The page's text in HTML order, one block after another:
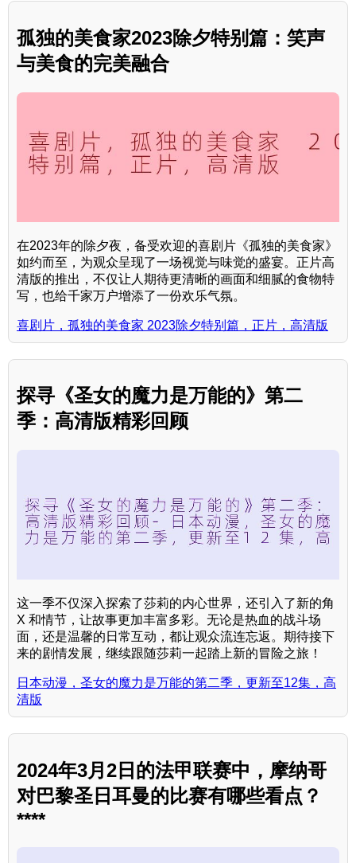
孤独的美食家2023除夕特别篇：笑声
与美食的完美融合
在2023年的除夕夜，备受欢迎的喜剧片《孤独的美食家》
如约而至，为观众呈现了一场视觉与味觉的盛宴。正片高
清版的推出，不仅让人期待更清晰的画面和细腻的食物特
写，也给千家万户增添了一份欢乐气氛。
喜剧片，孤独的美食家 2023除夕特别篇，正片，高清版
探寻《圣女的魔力是万能的》第二
季：高清版精彩回顾
这一季不仅深入探索了莎莉的内心世界，还引入了新的角
X 和情节，让故事更加丰富多彩。无论是热血的战斗场
面，还是温馨的日常互动，都让观众流连忘返。期待接下
来的剧情发展，继续跟随莎莉一起踏上新的冒险之旅！
日本动漫，圣女的魔力是万能的第二季，更新至12集，高
清版
2024年3月2日的法甲联赛中，摩纳哥
对巴黎圣日耳曼的比赛有哪些看点？
****